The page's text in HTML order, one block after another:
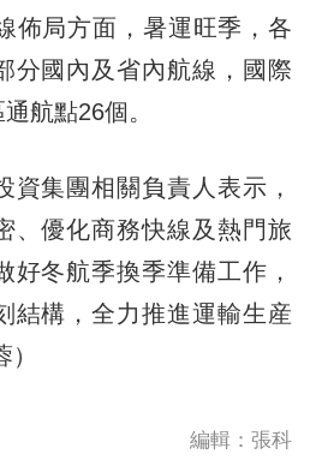
佈局方面，暑運旺季，各
分國內及省內航線，國際
航點26個。
集團相關負責人表示，
、優化商務快線及熱門旅
好冬航季換季準備工作，
結構，全力推進運輸生産
編輯：張科